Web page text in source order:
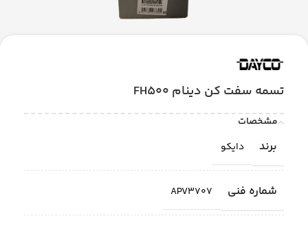
تسمه سفت كن دينام FH500
مشخصات
برند دایکو
شماره فنی APV3707